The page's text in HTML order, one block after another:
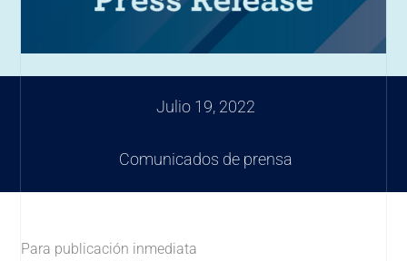
Julio 19, 2022
Comunicados de prensa
Para publicación inmediata